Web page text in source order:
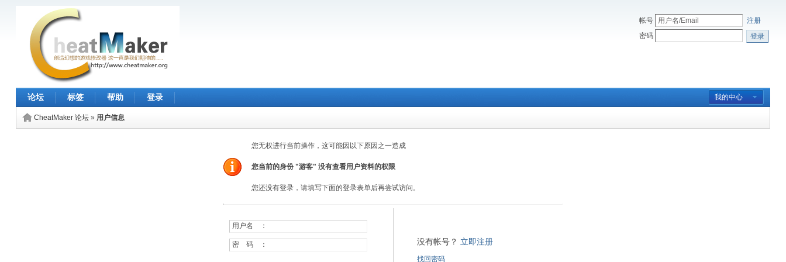
帐号
注册
密码
登录
我的中心
论坛 标签 帮助 登录
CheatMaker 论坛» 用户信息
您无权进行当前操作，这可能因以下原因之一造成
您当前的身份 "游客" 没有查看用户资料的权限
您还没有登录，请填写下面的登录表单后再尝试访问。
用户名 ：
密 码 ： 没有帐号？ 立即注册
找回密码